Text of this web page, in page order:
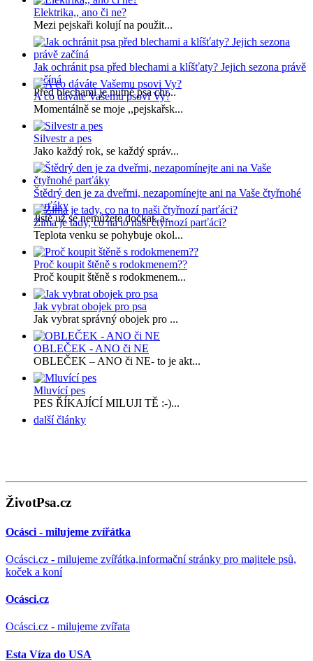
Elektrika,, ano či ne?
Mezi pejskaři kolují na použit...
Jak ochránit psa před blechami a klíšťaty? Jejich sezona právě
začíná
Před blechami je nutné psa chr...
A co dáváte Vašemu psovi Vy?
Momentálně se moje ,,pejskařsk...
Silvestr a pes
Jako každý rok, se každý správ...
Štědrý den je za dveřmi, nezapomínejte ani na Vaše čtyřnohé
parťáky
Jistě už se nemůžete dočkat, a...
Zima je tady, co na to naši čtyřnozí parťáci?
Teplota venku se pohybuje okol...
Proč koupit štěně s rodokmenem??
Proč koupit štěně s rodokmenem...
Jak vybrat obojek pro psa
Jak vybrat správný obojek pro ...
OBLEČEK - ANO či NE
OBLEČEK – ANO či NE- to je akt...
Mluvící pes
PES ŘÍKAJÍCÍ MILUJI TĚ :-)...
další články
ŽivotPsa.cz
Ocásci - milujeme zvířátka
Ocásci.cz - milujeme zvířátka,informační stránky pro majitele psů,
koček a koní
Ocásci.cz
Ocásci.cz - milujeme zvířata
Esta Víza do USA